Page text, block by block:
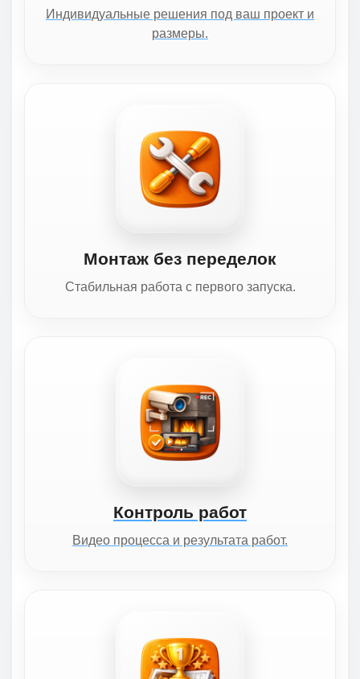
Индивидуальные решения под ваш проект и
размеры.
Монтаж без переделок
Стабильная работа с первого запуска.
Контроль работ
Видео процесса и результата работ.